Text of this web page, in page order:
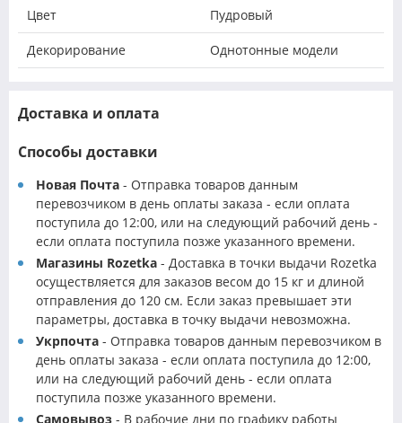
Цвет Пудровый
Декорирование Однотонные модели
Доставка и оплата
Способы доставки
Новая Почта - Отправка товаров данным
перевозчиком в день оплаты заказа - если оплата
поступила до 12:00, или на следующий рабочий день -
если оплата поступила позже указанного времени.
Магазины Rozetka - Доставка в точки выдачи Rozetka
осуществляется для заказов весом до 15 кг и длиной
отправления до 120 см. Если заказ превышает эти
параметры, доставка в точку выдачи невозможна.
Укрпочта - Отправка товаров данным перевозчиком в
день оплаты заказа - если оплата поступила до 12:00,
или на следующий рабочий день - если оплата
поступила позже указанного времени.
Самовывоз - В рабочие дни по графику работы